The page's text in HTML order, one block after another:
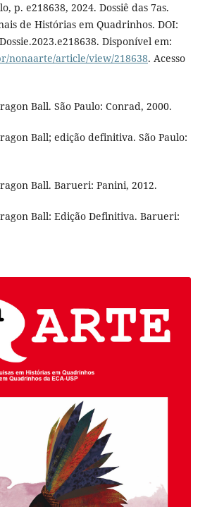
p. e218638, 2024. Dossiê das 7as.
de Histórias em Quadrinhos. DOI:
Disponível em:
nonaarte/article/view/218638. Acesso
Ball. São Paulo: Conrad, 2000.
Ball; edição definitiva. São Paulo:
Ball. Barueri: Panini, 2012.
Ball: Edição Definitiva. Barueri: